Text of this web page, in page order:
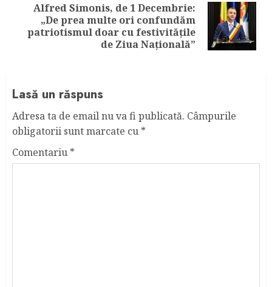
post:
Alfred Simonis, de 1 Decembrie:
„De prea multe ori confundăm
patriotismul doar cu festivitățile
de Ziua Națională”
Lasă un răspuns
Adresa ta de email nu va fi publicată. Câmpurile
obligatorii sunt marcate cu *
Comentariu *